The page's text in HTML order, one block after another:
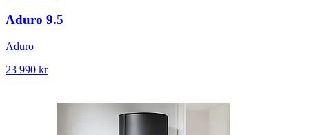
Aduro 9.5
Aduro
23 990 kr